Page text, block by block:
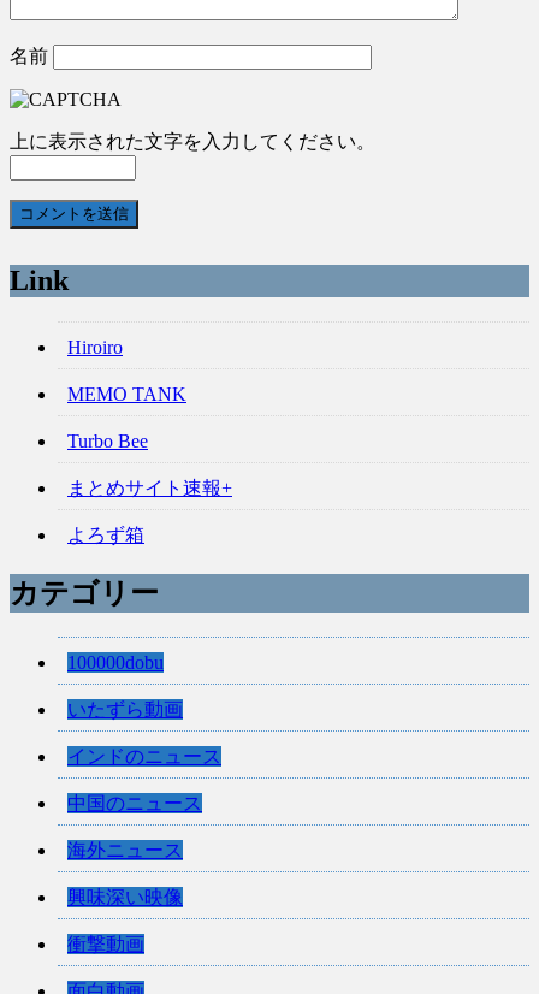
名前
上に表示された文字を入力してください。
Link
Hiroiro
MEMO TANK
Turbo Bee
まとめサイト速報+
よろず箱
カテゴリー
100000dobu
いたずら動画
インドのニュース
中国のニュース
海外ニュース
興味深い映像
衝撃動画